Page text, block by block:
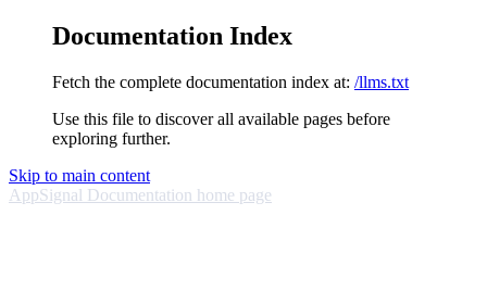
Documentation Index
Fetch the complete documentation index at: /llms.txt
Use this file to discover all available pages before
exploring further.
Skip to main content
AppSignal Documentation home page